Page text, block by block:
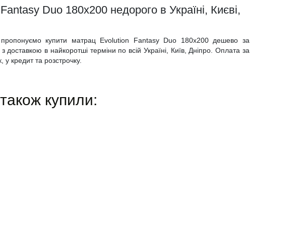
Duo 180x200 недорого в Україні, Києві,
пропонуємо купити матрац Evolution Fantasy Duo 180x200 дешево за
доставкою в найкоротші терміни по всій Україні, Київ, Дніпро. Оплата за
у кредит та розстрочку.
купили: